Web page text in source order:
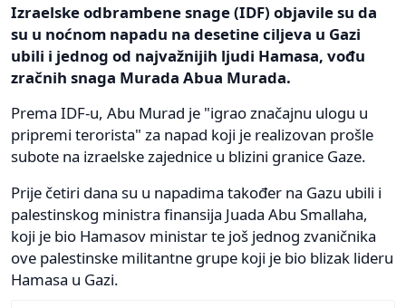
Izraelske odbrambene snage (IDF) objavile su da
su u noćnom napadu na desetine ciljeva u Gazi
ubili i jednog od najvažnijih ljudi Hamasa, vođu
zračnih snaga Murada Abua Murada.
Prema IDF-u, Abu Murad je "igrao značajnu ulogu u
pripremi terorista" za napad koji je realizovan prošle
subote na izraelske zajednice u blizini granice Gaze.
Prije četiri dana su u napadima također na Gazu ubili i
palestinskog ministra finansija Juada Abu Smallaha,
koji je bio Hamasov ministar te još jednog zvaničnika
ove palestinske militantne grupe koji je bio blizak lideru
Hamasa u Gazi.